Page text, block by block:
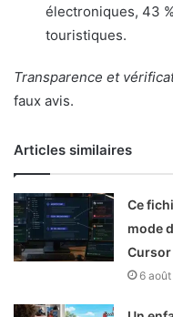
électroniques, 43
touristiques.
Transparence et
faux avis.
Articles similaires
Ce
mode
Cursor
6